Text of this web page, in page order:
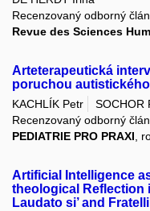
Recenzovaný odborný
Revue des Sciences
Arteterapeutická
poruchou
KACHLÍK Petr
SOCHOR
Recenzovaný odborný
PEDIATRIE PRO PRAXI,
Artificial Intelligence
theological Reflection
Laudato si’ and